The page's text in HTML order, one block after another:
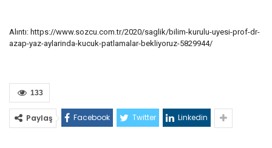
Alıntı: https://www.sozcu.com.tr/2020/saglik/bilim-kurulu-uyesi-prof-dr-
azap-yaz-aylarinda-kucuk-patlamalar-bekliyoruz-5829944/
133
Paylaş Facebook Twitter Linkedin